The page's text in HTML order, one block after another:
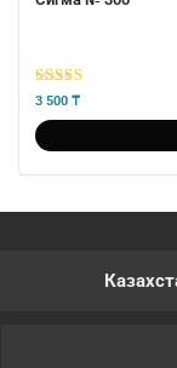
5 из 5
3 500 ₸